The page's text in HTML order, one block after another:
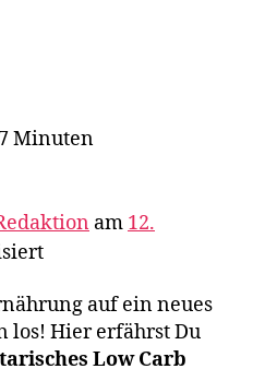
Minuten
am 12.
auf ein neues
los! Hier erfährst Du
Low Carb